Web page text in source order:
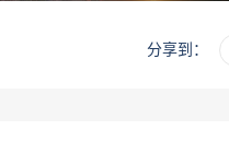
分享到：